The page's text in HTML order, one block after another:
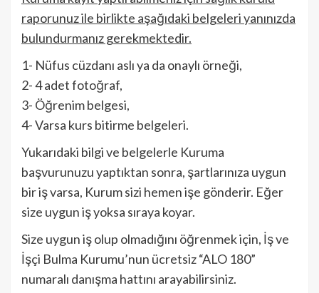
raporunuz ile birlikte aşağıdaki belgeleri yanınızda
bulundurmanız gerekmektedir.
1- Nüfus cüzdanı aslı ya da onaylı örneği,
2- 4 adet fotoğraf,
3- Öğrenim belgesi,
4- Varsa kurs bitirme belgeleri.
Yukarıdaki bilgi ve belgelerle Kuruma
başvurunuzu yaptıktan sonra, şartlarınıza uygun
bir iş varsa, Kurum sizi hemen işe gönderir. Eğer
size uygun iş yoksa sıraya koyar.
Size uygun iş olup olmadığını öğrenmek için, İş ve
İşçi Bulma Kurumu’nun ücretsiz “ALO 180”
numaralı danışma hattını arayabilirsiniz.